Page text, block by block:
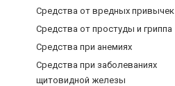
Средства от вредных привычек
Средства от простуды и гриппа
Средства при анемиях
Средства при заболеваниях
щитовидной железы